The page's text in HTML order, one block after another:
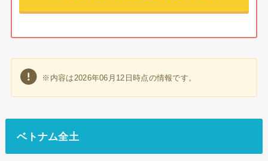
※内容は2026年06月12日時点の情報です。
ベトナム全土